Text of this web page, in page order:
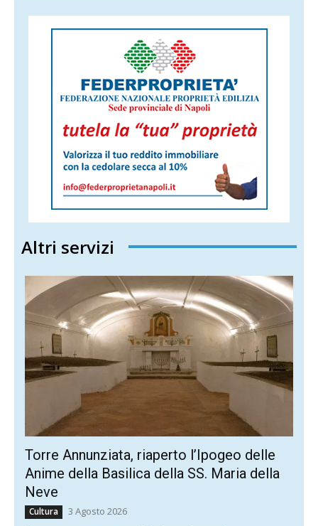
Altri servizi
Torre Annunziata, riaperto l’Ipogeo delle
Anime della Basilica della SS. Maria della
Neve
Cultura 3 Agosto 2026